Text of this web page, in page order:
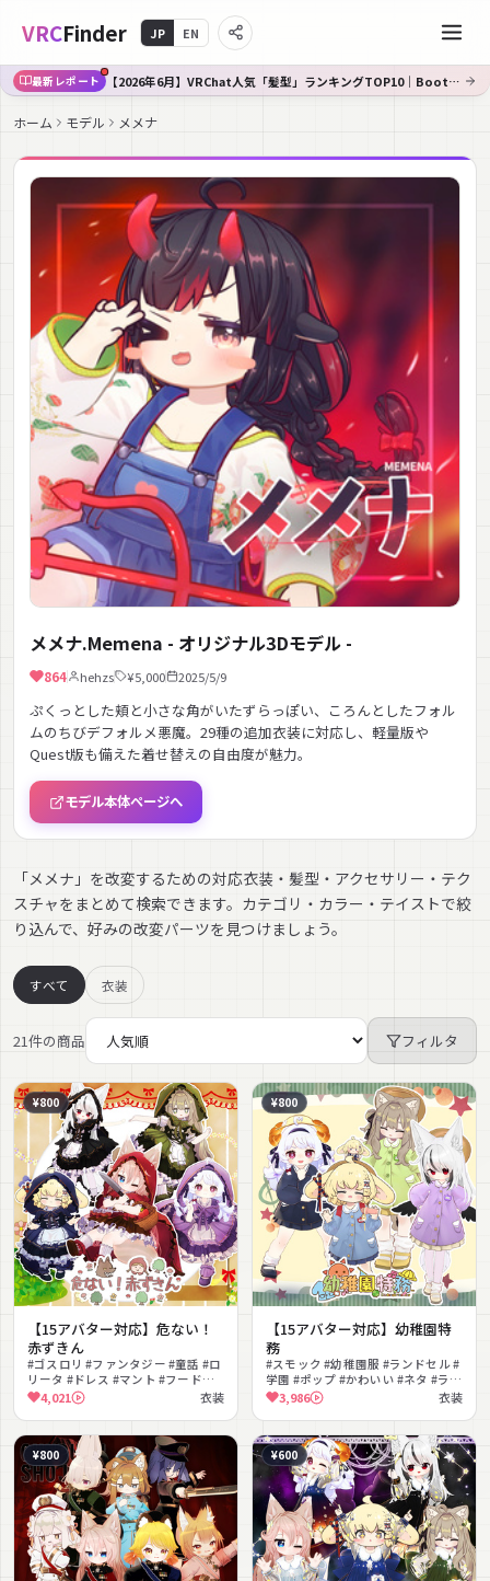
VRCFinder JP EN
最新レポート 【2026年6月】VRChat人気「髪型」ランキングTOP10｜Booth傾向分析
ホーム モデル メメナ
メメナ.Memena - オリジナル3Dモデル -
864 hehzs ¥5,000 2025/5/9
ぷくっとした頬と小さな角がいたずらっぽい、ころんとしたフォル
ムのちびデフォルメ悪魔。29種の追加衣装に対応し、軽量版や
Quest版も備えた着せ替えの自由度が魅力。
モデル本体ページへ
「メメナ」を改変するための対応衣装・髪型・アクセサリー・テク
スチャをまとめて検索できます。カテゴリ・カラー・テイストで絞
り込んで、好みの改変パーツを見つけましょう。
すべて 衣装
21件の商品 フィルタ
¥800
【15アバター対応】危ない！
赤ずきん
#ゴスロリ #ファンタジー #童話 #ロ
リータ #ドレス #マント #フード付
き #メイド服 #MA対応 #PhysBone
対応
4,021 衣装
¥800
【15アバター対応】幼稚園特
務
#スモック #幼稚園服 #ランドセル #
学園 #ポップ #かわいい #ネタ #ライ
トセーバー #MA対応 #PhysBone対
3,986 衣装
¥800 ¥600